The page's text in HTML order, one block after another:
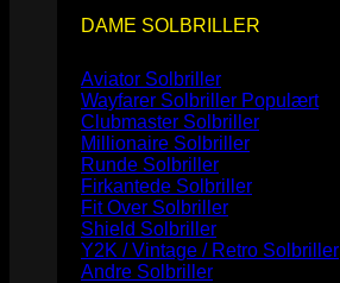
DAME SOLBRILLER
Aviator Solbriller
Wayfarer Solbriller
Clubmaster Solbriller
Millionaire Solbriller
Runde Solbriller
Firkantede Solbriller
Fit Over Solbriller
Shield Solbriller
Y2K / Vintage / Retro Solbriller
Andre Solbriller